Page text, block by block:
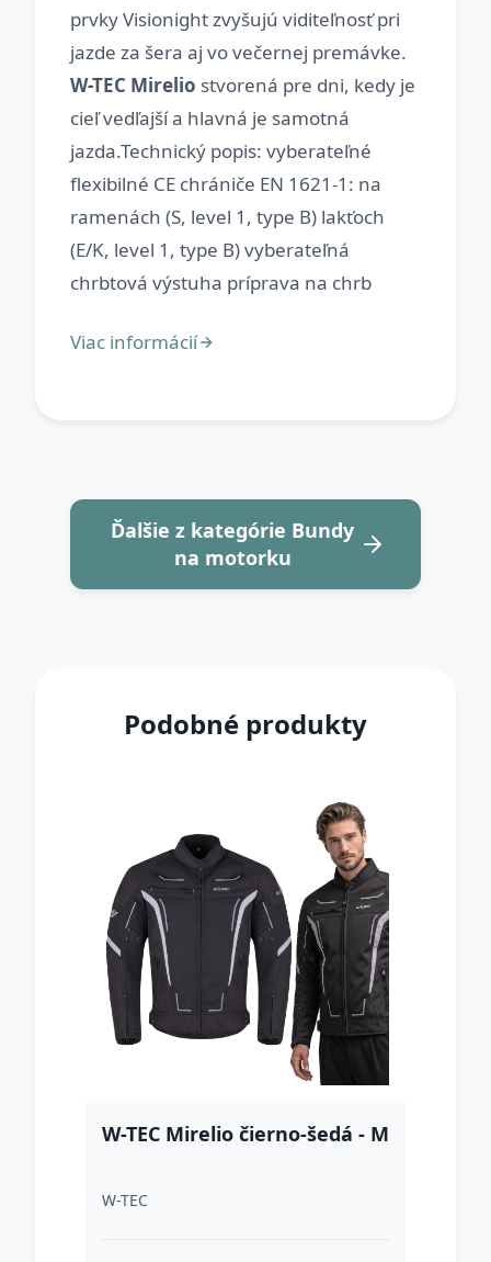
prvky Visionight zvyšujú viditeľnosť pri
jazde za šera aj vo večernej premávke.
W-TEC Mirelio stvorená pre dni, kedy je
cieľ vedľajší a hlavná je samotná
jazda.Technický popis: vyberateľné
flexibilné CE chrániče EN 1621-1: na
ramenách (S, level 1, type B) lakťoch
(E/K, level 1, type B) vyberateľná
Ďalšie z kategórie Bundy
na motorku
Podobné produkty
W-TEC Mirelio čierno-šedá - M
W-TEC